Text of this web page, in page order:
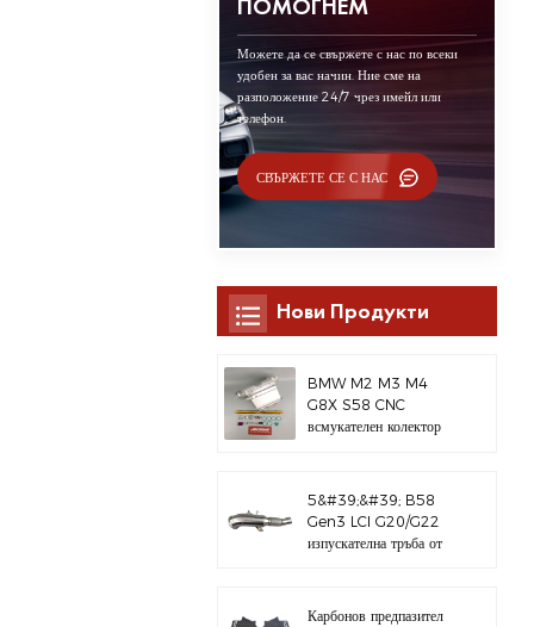
ПОМОГНЕМ
Можете да се свържете с нас по всеки
удобен за вас начин. Ние сме на
разположение 24/7 чрез имейл или
телефон.
СВЪРЖЕТЕ СЕ С НАС
Нови Продукти
BMW M2 M3 M4
G8X S58 CNC
всмукателен колектор
5&#39;&#39; B58
Gen3 LCI G20/G22
изпускателна тръба от
Карбонов предпазител